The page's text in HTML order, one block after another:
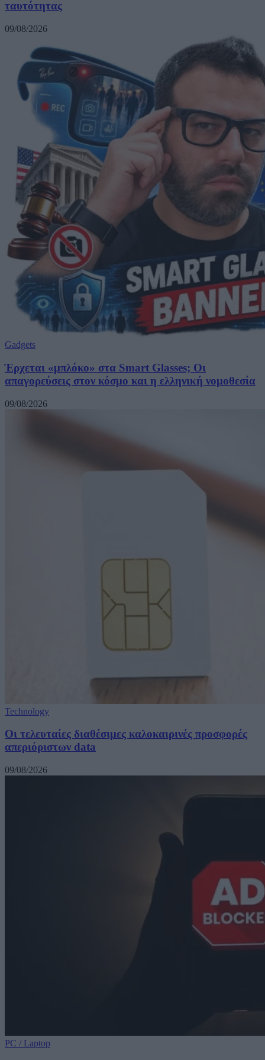
ταυτότητας
09/08/2026
Gadgets
Έρχεται «μπλόκο» στα Smart Glasses; Οι
απαγορεύσεις στον κόσμο και η ελληνική νομοθεσία
09/08/2026
Technology
Οι τελευταίες διαθέσιμες καλοκαιρινές προσφορές
απεριόριστων data
09/08/2026
PC / Laptop